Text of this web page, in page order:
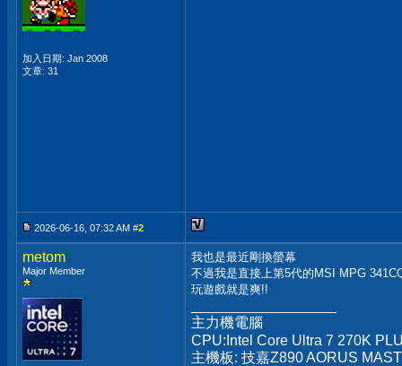
加入日期: Jan 2008
文章: 31
2026-06-16, 07:32 AM #2
metom
Major Member
我也是最近剛換螢幕
不過我是直接上第5代的MSI MPG
玩遊戲就是爽!!
主力機電腦
CPU:Intel Core Ultra 7 270K
主機板: 技嘉Z890 AORUS